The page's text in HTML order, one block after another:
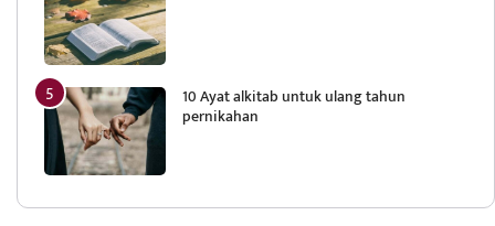
10 Ayat alkitab untuk ulang tahun
pernikahan